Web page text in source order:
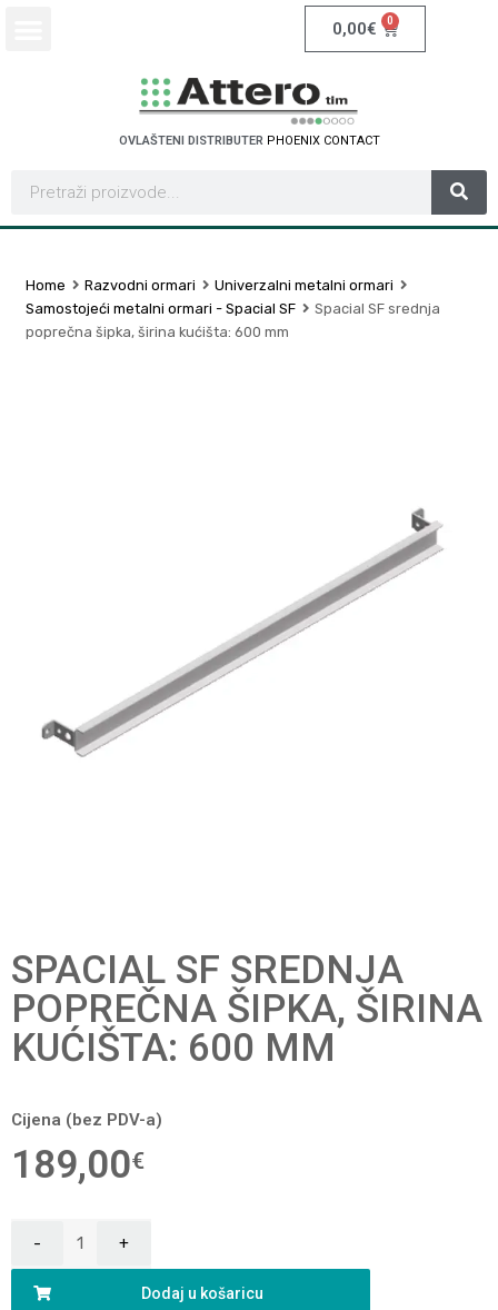
0,00€ 0
OVLAŠTENI DISTRIBUTER PHOENIX CONTACT
Home Razvodni ormari
Univerzalni metalni ormari
Samostojeći metalni ormari - Spacial SF
Spacial SF srednja
poprečna šipka, širina kućišta: 600 mm
SPACIAL SF SREDNJA
POPREČNA ŠIPKA, ŠIRINA
KUĆIŠTA: 600 MM
Cijena (bez PDV-a)
189,00€
Dodaj u košaricu